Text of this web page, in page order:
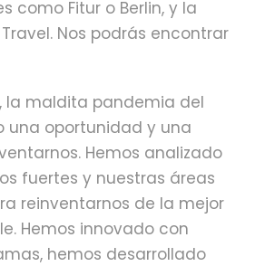
como Fitur o Berlin, y la
Nos podrás encontrar
la maldita pandemia del
una oportunidad y una
Hemos analizado
fuertes y nuestras áreas
reinventarnos de la mejor
Hemos innovado con
hemos desarrollado